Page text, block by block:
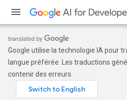
Google utilise la technologie IA pour
langue préférée. Les traductions
contenir des erreurs.